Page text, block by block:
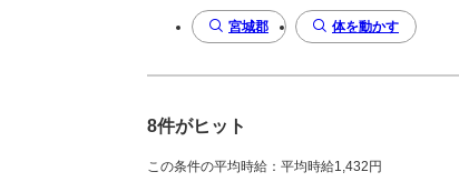
宮城郡 体を動かす
8件がヒット
この条件の平均時給：平均時給1,432円